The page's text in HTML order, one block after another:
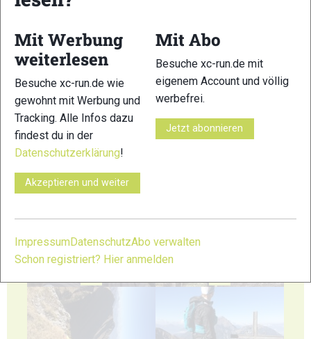
19 20
21
Mit Werbung
weiterlesen
Besuche xc-run.de wie
gewohnt mit Werbung und
Tracking. Alle Infos dazu
findest du in der
Datenschutzerklärung!
Akzeptieren und weiter
Mit Abo
Besuche xc-run.de mit
eigenem Account und völlig
werbefrei.
Jetzt abonnieren
Impressum DatenschutzAbo verwalten
Schon registriert? Hier anmelden